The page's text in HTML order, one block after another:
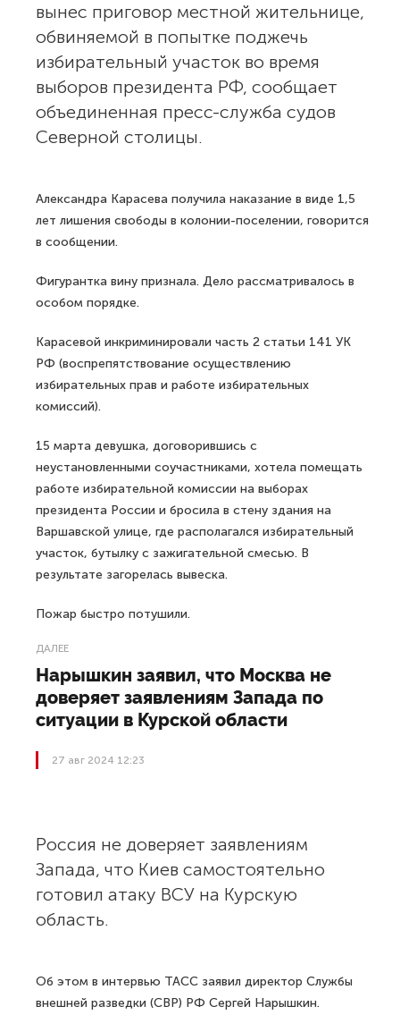
вынес приговор местной жительнице,
обвиняемой в попытке поджечь
избирательный участок во время
выборов президента РФ, сообщает
объединенная пресс-служба судов
Северной столицы.
Александра Карасева получила наказание в виде 1,5
лет лишения свободы в колонии-поселении, говорится
в сообщении.
Фигурантка вину признала. Дело рассматривалось в
особом порядке.
Карасевой инкриминировали часть 2 статьи 141 УК
РФ (воспрепятствование осуществлению
избирательных прав и работе избирательных
комиссий).
15 марта девушка, договорившись с
неустановленными соучастниками, хотела помещать
работе избирательной комиссии на выборах
президента России и бросила в стену здания на
Варшавской улице, где располагался избирательный
участок, бутылку с зажигательной смесью. В
результате загорелась вывеска.
Пожар быстро потушили.
ДАЛЕЕ
Нарышкин заявил, что Москва не
доверяет заявлениям Запада по
ситуации в Курской области
27 авг 2024 12:23
Россия не доверяет заявлениям
Запада, что Киев самостоятельно
готовил атаку ВСУ на Курскую
область.
Об этом в интервью ТАСС заявил директор Службы
внешней разведки (СВР) РФ Сергей Нарышкин.